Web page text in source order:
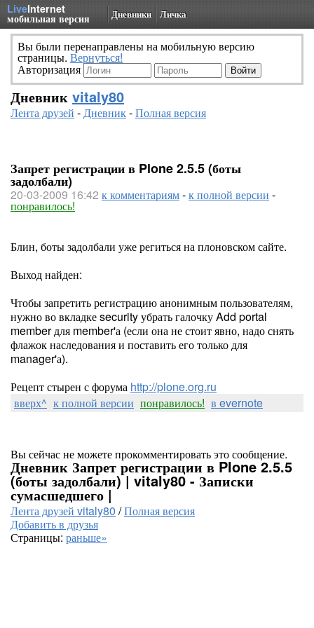
LiveInternet
мобильная версия Дневники Личка
Вы были перенаправлены на мобильную версию
страницы. Вернуться!
Авторизация
Дневник vitaly80
Лента друзей -Дневник-Полная версия
Запрет регистрации в Plone 2.5.5 (боты
задолбали)
20-03-2009 16:42 к комментариям-к полной версии -
понравилось!
Блин, боты задолбали уже региться на плоновском сайте.
Выход найден:
Чтобы запретить регистрацию анонимным пользователям,
нужно во вкладке security убрать галочку Add portal
member для member'а (если она не стоит явно, надо снять
флажок наследования и поставить его только для
manager'а).
Рецепт стырен с форума http://plone.org.ru
вверх^ к полной версии понравилось! в evernote
Вы сейчас не можете прокомментировать это сообщение.
Дневник Запрет регистрации в Plone 2.5.5
(боты задолбали) | vitaly80 - Записки
сумасшедшего |
Лента друзей vitaly80 /Полная версия
Добавить в друзья
Страницы: раньше»